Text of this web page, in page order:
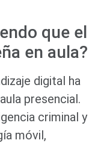
que el
en aula?
digital ha
presencial.
criminal y
móvil,